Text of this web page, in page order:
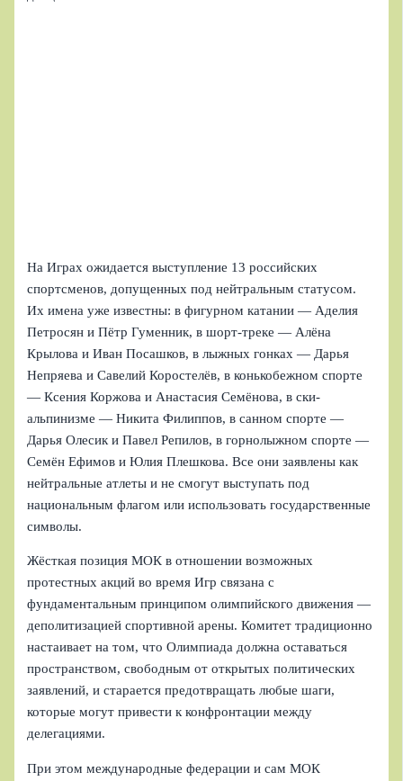
На Играх ожидается выступление 13 российских
спортсменов, допущенных под нейтральным статусом.
Их имена уже известны: в фигурном катании — Аделия
Петросян и Пётр Гуменник, в шорт-треке — Алёна
Крылова и Иван Посашков, в лыжных гонках — Дарья
Непряева и Савелий Коростелёв, в конькобежном спорте
— Ксения Коржова и Анастасия Семёнова, в ски-
альпинизме — Никита Филиппов, в санном спорте —
Дарья Олесик и Павел Репилов, в горнолыжном спорте —
Семён Ефимов и Юлия Плешкова. Все они заявлены как
нейтральные атлеты и не смогут выступать под
национальным флагом или использовать государственные
символы.
Жёсткая позиция МОК в отношении возможных
протестных акций во время Игр связана с
фундаментальным принципом олимпийского движения —
деполитизацией спортивной арены. Комитет традиционно
настаивает на том, что Олимпиада должна оставаться
пространством, свободным от открытых политических
заявлений, и старается предотвращать любые шаги,
которые могут привести к конфронтации между
делегациями.
При этом международные федерации и сам МОК